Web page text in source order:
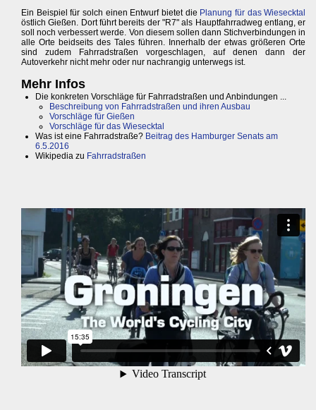
Ein Beispiel für solch einen Entwurf bietet die Planung für das Wiesecktal
östlich Gießen. Dort führt bereits der "R7" als Hauptfahrradweg entlang, er
soll noch verbessert werde. Von diesem sollen dann Stichverbindungen in
alle Orte beidseits des Tales führen. Innerhalb der etwas größeren Orte
sind zudem Fahrradstraßen vorgeschlagen, auf denen dann der
Autoverkehr nicht mehr oder nur nachrangig unterwegs ist.
Mehr Infos
Die konkreten Vorschläge für Fahrradstraßen und Anbindungen ...
Beschreibung von Fahrradstraßen und ihren Ausbau
Vorschläge für Gießen
Vorschläge für das Wiesecktal
Was ist eine Fahrradstraße? Beitrag des Hamburger Senats am
6.5.2016
Wikipedia zu Fahrradstraßen